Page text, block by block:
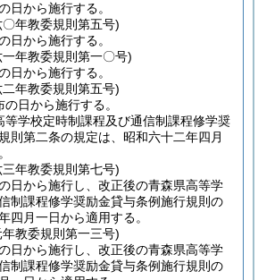
日から施行する。
年教委規則第五号)
日から施行する。
年教委規則第一〇号)
日から施行する。
年教委規則第五号)
日から施行する。
等学校定時制課程及び通信制課程修学奨
則第二条の規定は、昭和六十二年四月
年教委規則第七号)
日から施行し、改正後の青森県高等学
制課程修学奨励金貸与条例施行規則の
四月一日から適用する。
年教委規則第一三号)
日から施行し、改正後の青森県高等学
制課程修学奨励金貸与条例施行規則の